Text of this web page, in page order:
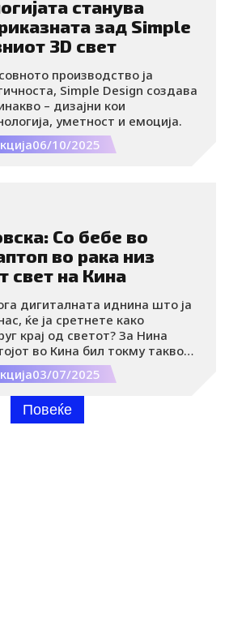
станува
зад Simple
3D свет
производство ја
Simple Design создава
– дизајни кои
уметност и емоција.
06/10/2025
Со бебе во
во рака низ
свет на Кина
дигиталната иднина што ја
ќе ја сретнете како
крај од светот? За Нина
во Кина бил токму такво
каде технологијата не е само
стандард.
03/07/2025
Повеќе